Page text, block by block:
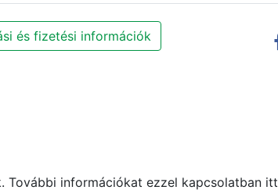
és fizetési információk
További információkat ezzel kapcsolatban itt